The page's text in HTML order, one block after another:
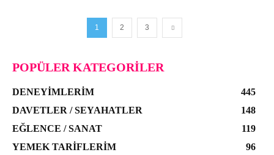
1 2 3
POPÜLER KATEGORILER
DENEYIMLERIM
445
DAVETLER / SEYAHATLER
148
EĞLENCE / SANAT
119
YEMEK TARIFLERIM
96